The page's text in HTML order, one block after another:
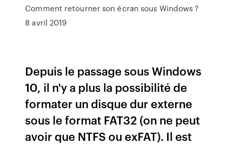
Comment retourner son écran sous Windows ?
8 avril 2019
Depuis le passage sous Windows
10, il n'y a plus la possibilité de
formater un disque dur externe
sous le format FAT32 (on ne peut
avoir que NTFS ou exFAT). Il est